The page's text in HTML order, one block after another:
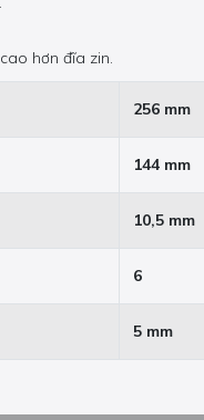
hơn đĩa zin.
256 mm
144 mm
10,5 mm
6
5 mm